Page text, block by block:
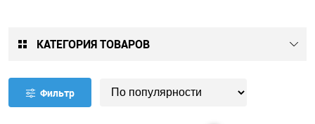
КАТЕГОРИЯ ТОВАРОВ
Фильтр